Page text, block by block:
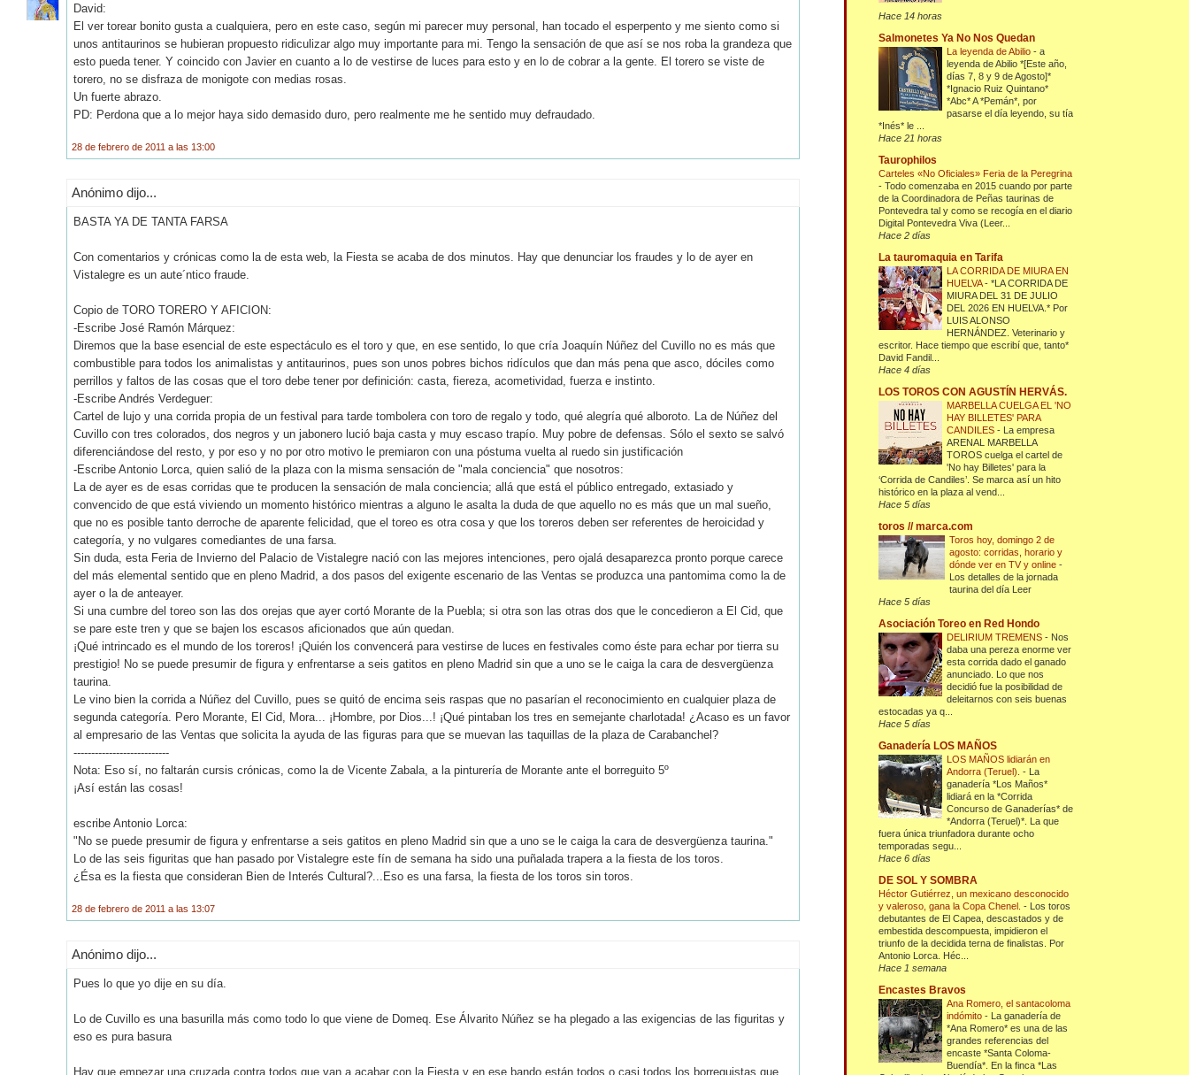
David:
El ver torear bonito gusta a cualquiera, pero en este caso, según mi parecer muy personal, han tocado el esperpento y me siento como si
unos antitaurinos se hubieran propuesto ridiculizar algo muy importante para mi. Tengo la sensación de que así se nos roba la grandeza que
esto pueda tener. Y coincido con Javier en cuanto a lo de vestirse de luces para esto y en lo de cobrar a la gente. El torero se viste de
torero, no se disfraza de monigote con medias rosas.
Un fuerte abrazo.
PD: Perdona que a lo mejor haya sido demasido duro, pero realmente me he sentido muy defraudado.
28 de febrero de 2011 a las 13:00
Anónimo dijo...
BASTA YA DE TANTA FARSA
Con comentarios y crónicas como la de esta web, la Fiesta se acaba de dos minutos. Hay que denunciar los fraudes y lo de ayer en
Vistalegre es un aute´ntico fraude.
Copio de TORO TORERO Y AFICION:
-Escribe José Ramón Márquez:
Diremos que la base esencial de este espectáculo es el toro y que, en ese sentido, lo que cría Joaquín Núñez del Cuvillo no es más que
combustible para todos los animalistas y antitaurinos, pues son unos pobres bichos ridículos que dan más pena que asco, dóciles como
perrillos y faltos de las cosas que el toro debe tener por definición: casta, fiereza, acometividad, fuerza e instinto.
-Escribe Andrés Verdeguer:
Cartel de lujo y una corrida propia de un festival para tarde tombolera con toro de regalo y todo, qué alegría qué alboroto. La de Núñez del
Cuvillo con tres colorados, dos negros y un jabonero lució baja casta y muy escaso trapío. Muy pobre de defensas. Sólo el sexto se salvó
diferenciándose del resto, y por eso y no por otro motivo le premiaron con una póstuma vuelta al ruedo sin justificación
-Escribe Antonio Lorca, quien salió de la plaza con la misma sensación de "mala conciencia" que nosotros:
La de ayer es de esas corridas que te producen la sensación de mala conciencia; allá que está el público entregado, extasiado y
convencido de que está viviendo un momento histórico mientras a alguno le asalta la duda de que aquello no es más que un mal sueño,
que no es posible tanto derroche de aparente felicidad, que el toreo es otra cosa y que los toreros deben ser referentes de heroicidad y
categoría, y no vulgares comediantes de una farsa.
Sin duda, esta Feria de Invierno del Palacio de Vistalegre nació con las mejores intenciones, pero ojalá desaparezca pronto porque carece
del más elemental sentido que en pleno Madrid, a dos pasos del exigente escenario de las Ventas se produzca una pantomima como la de
ayer o la de anteayer.
Si una cumbre del toreo son las dos orejas que ayer cortó Morante de la Puebla; si otra son las otras dos que le concedieron a El Cid, que
se pare este tren y que se bajen los escasos aficionados que aún quedan.
¡Qué intrincado es el mundo de los toreros! ¡Quién los convencerá para vestirse de luces en festivales como éste para echar por tierra su
prestigio! No se puede presumir de figura y enfrentarse a seis gatitos en pleno Madrid sin que a uno se le caiga la cara de desvergüenza
taurina.
Le vino bien la corrida a Núñez del Cuvillo, pues se quitó de encima seis raspas que no pasarían el reconocimiento en cualquier plaza de
segunda categoría. Pero Morante, El Cid, Mora... ¡Hombre, por Dios...! ¡Qué pintaban los tres en semejante charlotada! ¿Acaso es un favor
al empresario de las Ventas que solicita la ayuda de las figuras para que se muevan las taquillas de la plaza de Carabanchel?
---------------------------
Nota: Eso sí, no faltarán cursis crónicas, como la de Vicente Zabala, a la pinturería de Morante ante el borreguito 5º
¡Así están las cosas!
escribe Antonio Lorca:
"No se puede presumir de figura y enfrentarse a seis gatitos en pleno Madrid sin que a uno se le caiga la cara de desvergüenza taurina."
Lo de las seis figuritas que han pasado por Vistalegre este fín de semana ha sido una puñalada trapera a la fiesta de los toros.
¿Ésa es la fiesta que consideran Bien de Interés Cultural?...Eso es una farsa, la fiesta de los toros sin toros.
28 de febrero de 2011 a las 13:07
Anónimo dijo...
Pues lo que yo dije en su día.
Lo de Cuvillo es una basurilla más como todo lo que viene de Domeq. Ese Álvarito Núñez se ha plegado a las exigencias de las figuritas y
eso es pura basura
Hay que empezar una cruzada contra todos que van a acabar con la Fiesta y en ese bando están todos o casi todos los borreguistas que
Hace 14 horas
Salmonetes Ya No Nos Quedan
La leyenda de Abilio-a
leyenda de Abilio *[Este año,
días 7, 8 y 9 de Agosto]*
*Ignacio Ruiz Quintano*
*Abc* A *Pemán*, por
pasarse el día leyendo, su tía
*Inés* le ...
Hace 21 horas
Taurophilos
Carteles «No Oficiales» Feria de la Peregrina
-Todo comenzaba en 2015 cuando por parte
de la Coordinadora de Peñas taurinas de
Pontevedra tal y como se recogía en el diario
Digital Pontevedra Viva (Leer...
Hace 2 días
La tauromaquia en Tarifa
LA CORRIDA DE MIURA EN
HUELVA-*LA CORRIDA DE
MIURA DEL 31 DE JULIO
DEL 2026 EN HUELVA.* Por
LUIS ALONSO
HERNÁNDEZ. Veterinario y
escritor. Hace tiempo que escribí que, tanto*
David Fandil...
Hace 4 días
LOS TOROS CON AGUSTÍN HERVÁS.
MARBELLA CUELGA EL 'NO
HAY BILLETES' PARA
CANDILES- La empresa
ARENAL MARBELLA
TOROS cuelga el cartel de
'No hay Billetes' para la
‘Corrida de Candiles’. Se marca así un hito
histórico en la plaza al vend...
Hace 5 días
toros // marca.com
Toros hoy, domingo 2 de
agosto: corridas, horario y
dónde ver en TV y online-
Los detalles de la jornada
taurina del día Leer
Hace 5 días
Asociación Toreo en Red Hondo
DELIRIUM TREMENS- Nos
daba una pereza enorme ver
esta corrida dado el ganado
anunciado. Lo que nos
decidió fue la posibilidad de
deleitarnos con seis buenas
estocadas ya q...
Hace 5 días
Ganadería LOS MAÑOS
LOS MAÑOS lidiarán en
Andorra (Teruel).- La
ganadería *Los Maños*
lidiará en la *Corrida
Concurso de Ganaderías* de
*Andorra (Teruel)*. La que
fuera única triunfadora durante ocho
temporadas segu...
Hace 6 días
DE SOL Y SOMBRA
Héctor Gutiérrez, un mexicano desconocido
y valeroso, gana la Copa Chenel.- Los toros
debutantes de El Capea, descastados y de
embestida descompuesta, impidieron el
triunfo de la decidida terna de finalistas. Por
Antonio Lorca. Héc...
Hace 1 semana
Encastes Bravos
Ana Romero, el santacoloma
indómito- La ganadería de
*Ana Romero* es una de las
grandes referencias del
encaste *Santa Coloma-
Buendía*. En la finca *Las